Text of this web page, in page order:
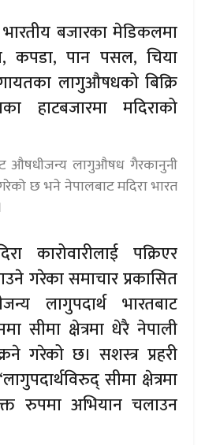
बजारका मेडिकलमा
कपडा, पान पसल, चिया
लागुऔषधको बिक्रि
हाटबजारमा मदिराको
औषधीजन्य लागुऔषध गैरकानुनी
छ भने नेपालबाट मदिरा भारत
कारोवारीलाई पक्रिएर
गरेका समाचार प्रकासित
लागुपदार्थ भारतबाट
सीमा क्षेत्रमा धेरै नेपाली
गरेको छ। सशस्त्र प्रहरी
सीमा क्षेत्रमा
रुपमा अभियान चलाउन